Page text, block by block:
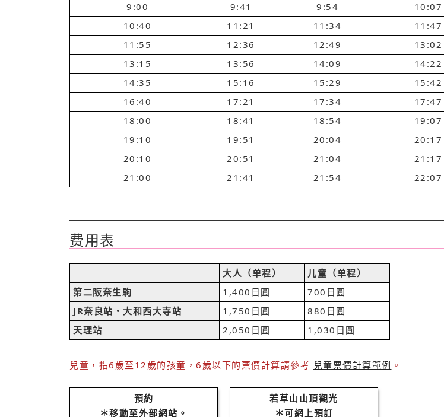
9:00
9:41 9:54 10:07
10:40
11:21 11:34 11:47
11:55
12:36 12:49 13:02
13:15
13:56 14:09 14:22
14:35
15:16 15:29 15:42
16:40
17:21 17:34 17:47
18:00
18:41 18:54 19:07
19:10
19:51 20:04 20:17
20:10
20:51 21:04 21:17
21:00
21:41 21:54 22:07
费用表
大人（单程）
儿童（单程）
第二阪奈生駒
1,400日圓
700日圓
JR奈良站・大和西大寺站
1,750日圓
880日圓
天理站
2,050日圓 1,030日圓
兒童，指6歲至12歲的孩童，6歲以下的票價計算請參考 兒童票價計算範例 。
預約
＊移動至外部網站。
若草山山頂觀光
＊可網上預訂